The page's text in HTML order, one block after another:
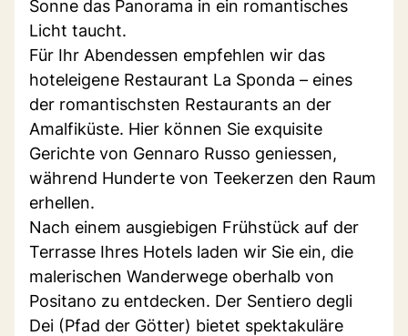
Sonne das Panorama in ein romantisches
Licht taucht.
Für Ihr Abendessen empfehlen wir das
hoteleigene Restaurant La Sponda – eines
der romantischsten Restaurants an der
Amalfiküste. Hier können Sie exquisite
Gerichte von Gennaro Russo geniessen,
während Hunderte von Teekerzen den Raum
erhellen.
Nach einem ausgiebigen Frühstück auf der
Terrasse Ihres Hotels laden wir Sie ein, die
malerischen Wanderwege oberhalb von
Positano zu entdecken. Der Sentiero degli
Dei (Pfad der Götter) bietet spektakuläre